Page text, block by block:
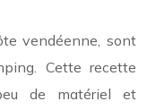
vendéenne, sont
Cette recette
de matériel et